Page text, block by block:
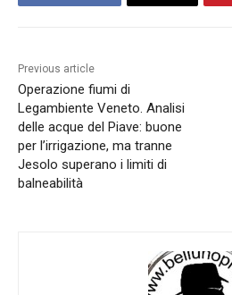
Previous article
Operazione fiumi di
Legambiente Veneto. Analisi
delle acque del Piave: buone
per l’irrigazione, ma tranne
Jesolo superano i limiti di
balneabilità